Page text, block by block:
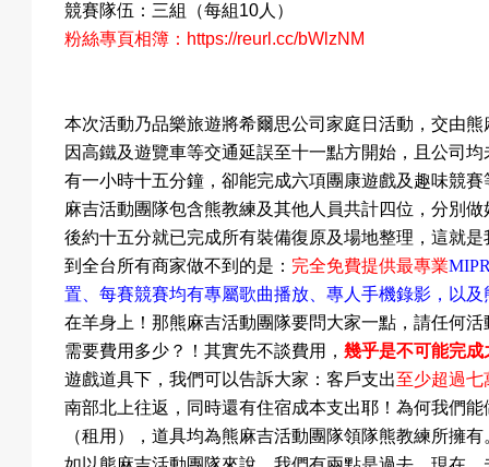
活
動
項
目
競賽隊伍：三組（每組10人）
粉絲專頁相簿： https://reurl.cc/bWlzNM
本次活動乃品樂旅遊將希爾思公司家庭日活動，交由熊
因高鐵及遊覽車等交通延誤至十一點方開始，且公司
有一小時十五分鐘，卻能完成六項團康遊戲及趣味競
麻吉活動團隊包含熊教練及其他人員共計四位，分別
後約十五分就已完成所有裝備復原及場地整理，這就
到全台所有商家做不到的是： 完全免費提供最專業
置 、每賽競賽均有專屬歌曲播放 、專人手機錄影 ，以
在羊身上！那熊麻吉活動團隊要問大家一點，請任何
需要費用多少？！其實先不談費用，幾乎是不可能完成
遊戲道具下，我們可以告訴大家：客戶支出至少超過七
南部北上往返，同時還有住宿成本支出耶！為何我們
（租用），道具均為熊麻吉活動團隊領隊熊教練所擁有